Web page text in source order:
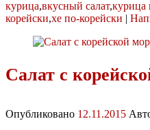
курица,вкусный салат,курица
корейски,хе по-корейски |
Салат с
Опубликовано 12.11.2015